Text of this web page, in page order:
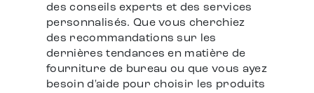
des conseils experts et des services
personnalisés. Que vous cherchiez
des recommandations sur les
dernières tendances en matière de
fourniture de bureau ou que vous ayez
besoin d'aide pour choisir les produits